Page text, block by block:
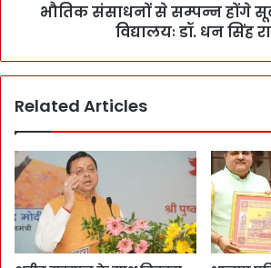
भौतिक संसाधनों से सम्पन्न होंगे
विद्यालयः डॉ. धन सिंह
Related Articles